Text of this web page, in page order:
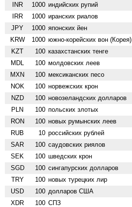
INR 1000 индийских рупий
IRR 1000 иранских риалов
JPY 1000 японских йен
KRW 1000 южно-корейских вон (Корея)
KZT 100 казахстанских тенге
MDL 100 молдовских леев
MXN 100 мексиканских песо
NOK 100 норвежских крон
NZD 100 ново­зеландских долларов
PLN 100 польских злотых
RON 100 новых румынских леев
RUB 10 российских рублей
SAR 100 саудовских риялов
SEK 100 шведских крон
SGD 100 сингапурских долларов
TRY 100 новых турецких лир
USD 100 долларов США
XDR 100 СПЗ